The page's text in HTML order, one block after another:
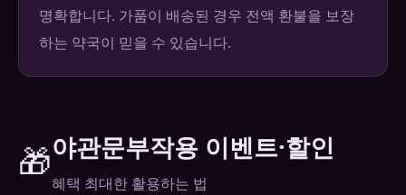
명확합니다. 가품이 배송된 경우 전액 환불을 보장
하는 약국이 믿을 수 있습니다.
🎁야관문부작용 이벤트·할인
혜택 최대한 활용하는 법